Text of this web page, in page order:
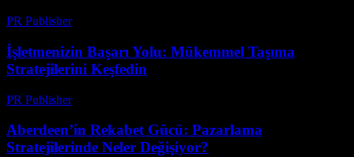
PR Publisher-
İşletmenizin Başarı Yolu: Mükemmel Taşıma
Stratejilerini Keşfedin
PR Publisher-
Aberdeen’in Rekabet Gücü: Pazarlama
Stratejilerinde Neler Değişiyor?